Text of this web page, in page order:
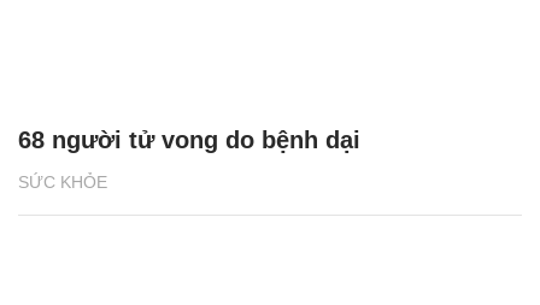
SỨC KHỎE
68 người tử vong do bệnh dại